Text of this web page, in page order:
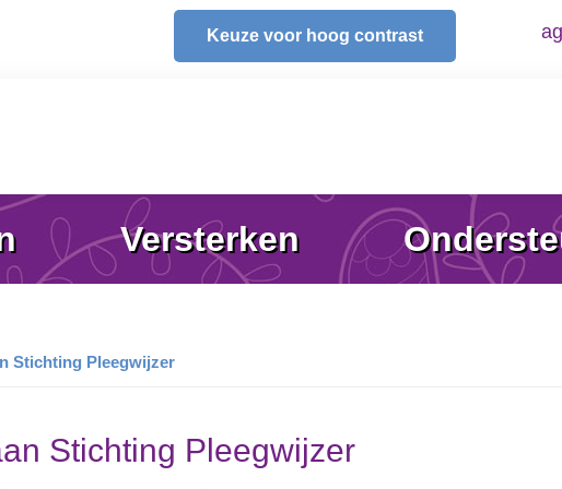
Keuze voor hoog contrast
Versterken
Stichting Pleegwijzer
Stichting Pleegwijzer